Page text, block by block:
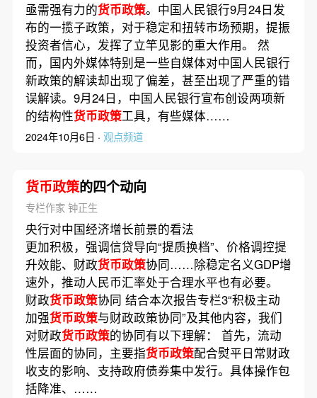
亟需强有力的货币政策。中国人民银行9月24日发
布的一揽子政策，对于稳定和扭转市场预期，提振
投资者信心，发挥了立竿见影的重大作用。 然
而，国内外媒体特别是一些自媒体对中国人民银行
新政策的解读却出现了偏差，甚至出现了严重的错
误解读。9月24日，中国人民银行宣布创设两项新
的结构性货币政策工具，有些媒体……
2024年10月6日 · 观点频道
货币政策的四个动向
专栏作家 钟正生
央行对中国经济增长前景的看法
更加积极，强调信贷导向“提质换档”、价格调控提
升效能、财政货币政策协同……除稳定名义GDP增
速外，推动人民币汇率处于合理水平也有必要。
财政货币政策协同 结合本次报告专栏3“积极主动
加强货币政策与财政政策协同”及其他内容，我们
对财政货币政策的协同有以下理解： 首先，流动
性层面的协同，主要指货币政策配合熨平日常财政
收支的影响、支持政府债券集中发行。具体操作包
括降准、……